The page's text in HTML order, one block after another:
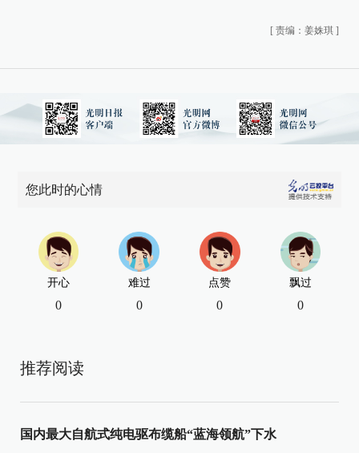
[ 责编：姜姝琪 ]
您此时的心情
开心
0
难过
0
点赞
0
飘过
0
推荐阅读
国内最大自航式纯电驱布缆船“蓝海领航”下水